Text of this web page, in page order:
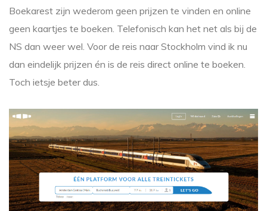
Boekarest zijn wederom geen prijzen te vinden en online
geen kaartjes te boeken. Telefonisch kan het net als bij de
NS dan weer wel. Voor de reis naar Stockholm vind ik nu
dan eindelijk prijzen én is de reis direct online te boeken.
Toch ietsje beter dus.